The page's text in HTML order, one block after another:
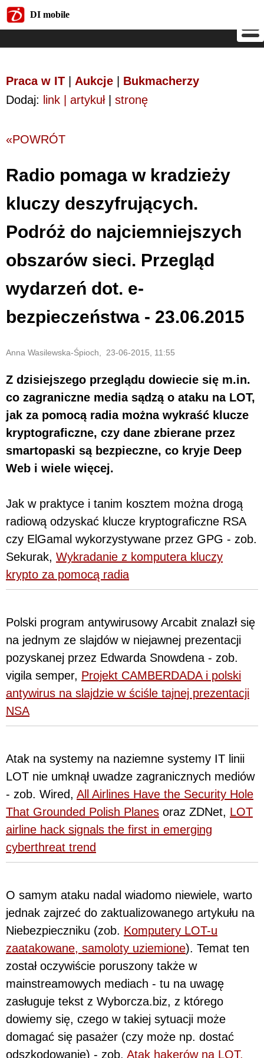
DI mobile
Praca w IT Aukcje
Bukmacherzy
Dodaj: link | artykuł| stronę
«POWRÓT
Radio pomaga w kradzieży
kluczy deszyfrujących.
Podróż do najciemniejszych
obszarów sieci. Przegląd
wydarzeń dot. e-
bezpieczeństwa - 23.06.2015
Anna Wasilewska-Śpioch, 23-06-2015, 11:55
Z dzisiejszego przeglądu dowiecie się m.in.
co zagraniczne media sądzą o ataku na LOT,
jak za pomocą radia można wykraść klucze
kryptograficzne, czy dane zbierane przez
smartopaski są bezpieczne, co kryje Deep
Web i wiele więcej.
Jak w praktyce i tanim kosztem można drogą
radiową odzyskać klucze kryptograficzne RSA
czy ElGamal wykorzystywane przez GPG - zob.
Sekurak, Wykradanie z komputera kluczy
krypto za pomocą radia
Polski program antywirusowy Arcabit znalazł się
na jednym ze slajdów w niejawnej prezentacji
pozyskanej przez Edwarda Snowdena - zob.
vigila semper, Projekt CAMBERDADA i polski
antywirus na slajdzie w ściśle tajnej prezentacji
NSA
Atak na systemy na naziemne systemy IT linii
LOT nie umknął uwadze zagranicznych mediów
- zob. Wired, All Airlines Have the Security Hole
That Grounded Polish Planes oraz ZDNet, LOT
airline hack signals the first in emerging
cyberthreat trend
O samym ataku nadal wiadomo niewiele, warto
jednak zajrzeć do zaktualizowanego artykułu na
Niebezpieczniku (zob. Komputery LOT-u
zaatakowane, samoloty uziemione). Temat ten
został oczywiście poruszony także w
mainstreamowych mediach - tu na uwagę
zasługuje tekst z Wyborcza.biz, z którego
dowiemy się, czego w takiej sytuacji może
domagać się pasażer (czy może np. dostać
odszkodowanie) - zob. Atak hakerów na LOT.
DI mobile